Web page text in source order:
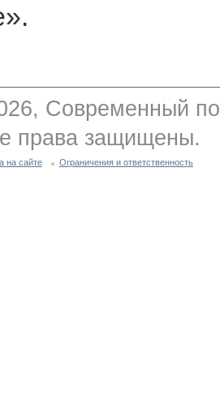
Современный
права защищены.
на сайте Ограничения и ответственность